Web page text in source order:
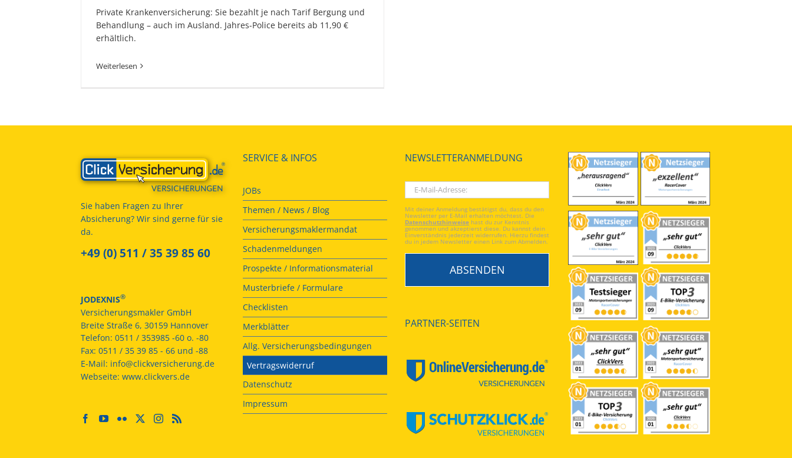
Private Krankenversicherung: Sie bezahlt je nach Tarif Bergung und
Behandlung – auch im Ausland. Jahres-Police bereits ab 11,90 €
erhältlich.
Weiterlesen
Sie haben Fragen zu Ihrer
Absicherung? Wir sind gerne für sie
da.
+49 (0) 511 / 35 39 85 60
JODEXNIS®
Versicherungsmakler GmbH
Breite Straße 6, 30159 Hannover
Telefon: 0511 / 353985 -60 o. -80
Fax: 0511 / 35 39 85 - 66 und -88
E-Mail: info@clickversicherung.de
Webseite: www.clickvers.de
SERVICE & INFOS
JOBs
Themen / News / Blog
Versicherungsmaklermandat
Schadenmeldungen
Prospekte / Informationsmaterial
Musterbriefe / Formulare
Checklisten
Merkblätter
Allg. Versicherungsbedingungen
Vertragswiderruf
Datenschutz
Impressum
NEWSLETTERANMELDUNG
Mit deiner Anmeldung bestätigst du, dass du den
Newsletter per E-Mail erhalten möchtest. Die
Datenschutzhinweise hast du zur Kenntnis
genommen und akzeptierst diese. Du kannst dein
Einverständnis jederzeit widerrufen. Hierzu findest
du in jedem Newsletter einen Link zum Abmelden.
PARTNER-SEITEN